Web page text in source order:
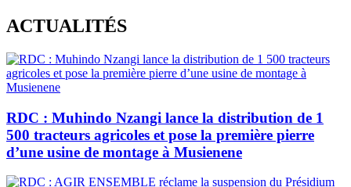
Skip
to
content
ACTUALITÉS
RDC : Muhindo Nzangi lance la distribution de 1
500 tracteurs agricoles et pose la première pierre
d’une usine de montage à Musienene